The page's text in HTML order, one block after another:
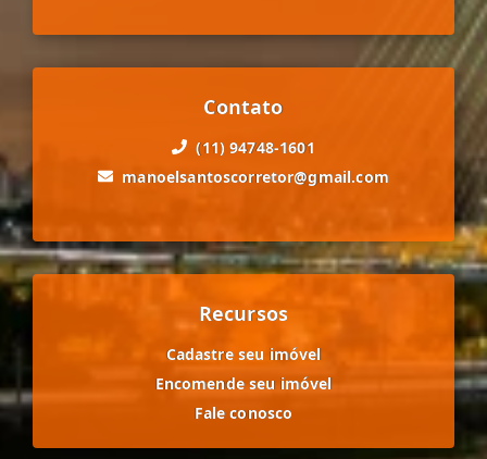
Contato
(11) 94748-1601
manoelsantoscorretor@gmail.com
Recursos
Cadastre seu imóvel
Encomende seu imóvel
Fale conosco